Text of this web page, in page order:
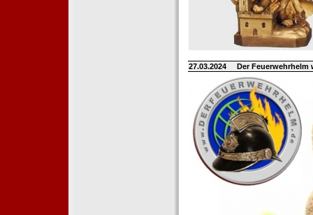
27.03.2024 Der